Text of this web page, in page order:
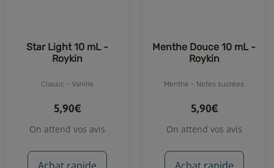
Star Light 10 mL -
Roykin
Classic - Vanille
5,90€
On attend vos avis
Menthe Douce 10 mL -
Roykin
Menthe - Notes sucrées
5,90€
On attend vos avis